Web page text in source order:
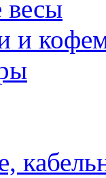
весы
и